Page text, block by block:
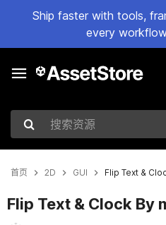
Ship faster with tools,
every
搜索资源
首页 2D GUI Flip Text &
Flip Text & Clock By